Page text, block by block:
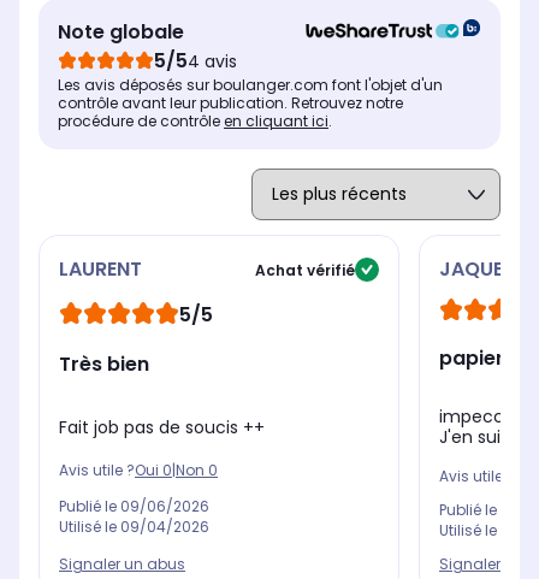
Note globale
5/54 avis
Les avis déposés sur boulanger.com font l'objet d'un
contrôle avant leur publication. Retrouvez notre
procédure de contrôleen cliquant ici.
LAURENT Achat vérifié
5/5
Très bien
Fait job pas de soucis ++
Avis utile ?Oui 0|Non 0
Publié le 09/06/2026
Utilisé le 09/04/2026
Signaler un abus
JAQUES
papier
J'en suis
Avis utile ?
Publié le
Utilisé le
Signaler un